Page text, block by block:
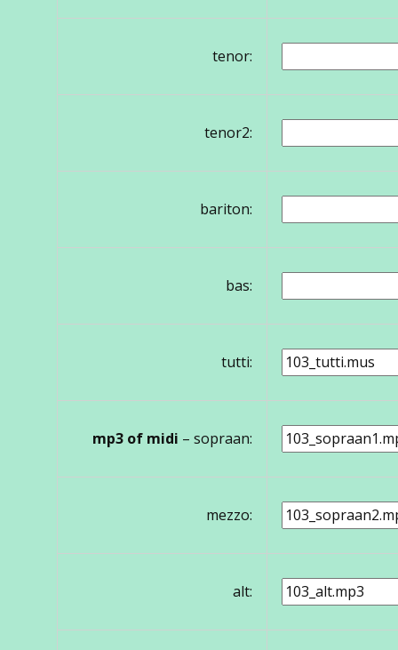
tenor:
tenor2:
bariton:
bas:
tutti:
mp3 of midi – sopraan:
mezzo:
alt: